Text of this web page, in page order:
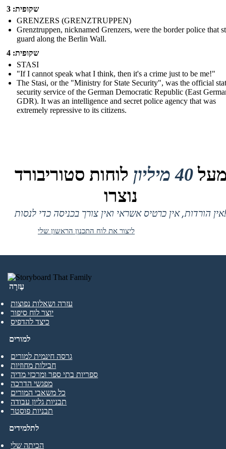
שקופית: 3
GRENZERS (GRENZTRUPPEN)
Grenztruppen, nicknamed Grenzers, were the border police that
guard along the Berlin Wall.
שקופית: 4
STASI
"If I cannot speak what I think, then it's a crime just to be me!"
The Stasi, or the "Ministry for State Security", was the official
security service of the German Democratic Republic (East
GDR). It was an intelligence and secret police agency that was
extremely repressive to its citizens.
40 מיליון
לוחות סטוריבורד
נוצרו
אין הורדות, אין כרטיס אשראי ואין צורך בכניסה כדי לנסות!
ליצור את לוח התכנון הראשון שלי
עֶזרָה
עזרה ושאלות נפוצות
יוצר לוח סיפור
כיצד להדפיס
לתלמידים
הכיתה שלי
למורים
גרסה חינמית למורים
חבילות מחוזיות
ספריות בתי ספר ומרכזי מדיה
מפגשי הדרכה
כל משאבי המורים
תבניות גליון עבודה
תבניות פוסטר